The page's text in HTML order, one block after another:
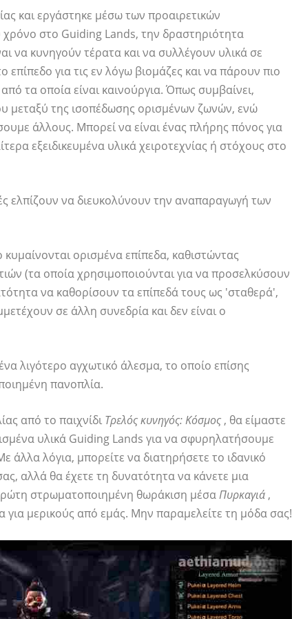
και εργάστηκε μέσω των προαιρετικών
στο Guiding Lands, την δραστηριότητα
να κυνηγούν τέρατα και να συλλέγουν υλικά σε
για τις εν λόγω βιομάζες και να πάρουν πιο
τα οποία είναι καινούργια. Όπως συμβαίνει,
μεταξύ της ισοπέδωσης ορισμένων ζωνών, ενώ
άλλους. Μπορεί να είναι ένας πλήρης πόνος για
εξειδικευμένα υλικά χειροτεχνίας ή στόχους στο
ελπίζουν να διευκολύνουν την αναπαραγωγή των
ορισμένα επίπεδα, καθιστώντας
(τα οποία χρησιμοποιούνται για να προσελκύσουν
να καθορίσουν τα επίπεδά τους ως 'σταθερά',
σε άλλη συνεδρία και δεν είναι ο
λιγότερο αγχωτικό άλεσμα, το οποίο επίσης
πανοπλία.
από το παιχνίδι Τρελός κυνηγός: Κόσμος , θα είμαστε
υλικά Guiding Lands για να σφυρηλατήσουμε
λόγια, μπορείτε να διατηρήσετε το ιδανικό
αλλά θα έχετε τη δυνατότητα να κάνετε μια
στρωματοποιημένη θωράκιση μέσαΠυρκαγιά ,
για μερικούς από εμάς. Μην παραμελείτε τη μόδα σας!